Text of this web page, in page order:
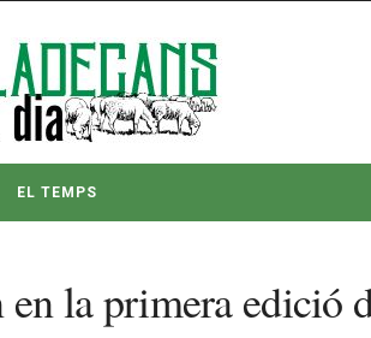
EL TEMPS
la primera edició